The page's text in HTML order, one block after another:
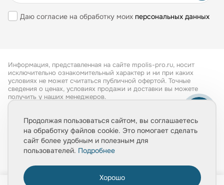
Даю согласие на обработку моих персональных данных
Информация, представленная на сайте mpolis-pro.ru, носит
исключительно ознакомительный характер и ни при каких
условиях не может считаться публичной офертой. Точные
сведения о ценах, условиях продажи и доставки вы можете
получить у наших менеджеров.
Обработка персональных данных
Политика конфиденциальности
Продолжая пользоваться сайтом, вы соглашаетесь
на обработку файлов cookie. Это помогает сделать
сайт более удобным и полезным для
пользователей. Подробнее
Хорошо